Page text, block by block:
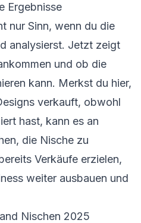
Ergebnisse
nur Sinn, wenn du die
analysierst. Jetzt zeigt
und ob die
kann. Merkst du hier,
verkauft, obwohl
hast, kann es an
die Nische zu
Verkäufe erzielen,
weiter ausbauen und
Nischen 2025